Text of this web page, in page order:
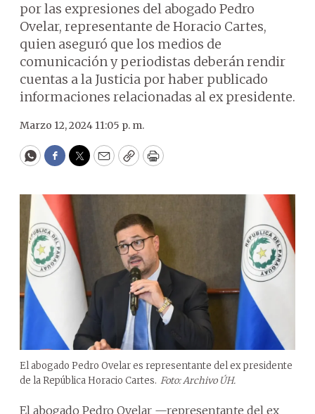
por las expresiones del abogado Pedro
Ovelar, representante de Horacio Cartes,
quien aseguró que los medios de
comunicación y periodistas deberán rendir
cuentas a la Justicia por haber publicado
informaciones relacionadas al ex presidente.
Marzo 12, 2024 11:05 p. m.
WhatsApp
Facebook
Twitter
EmailCopyPrint
El abogado Pedro Ovelar es representante del ex presidente
de la República Horacio Cartes. Foto: Archivo ÚH.
El abogado Pedro Ovelar —representante del ex